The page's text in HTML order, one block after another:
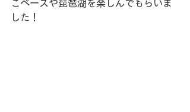
こベースや琵琶湖を楽しんでもらいま
した！